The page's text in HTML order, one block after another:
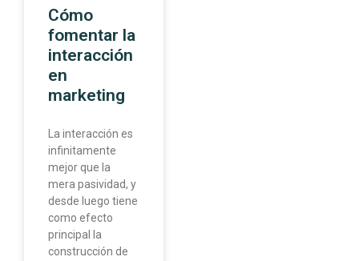
Cómo
fomentar la
interacción
en
marketing
La interacción es
infinitamente
mejor que la
mera pasividad, y
desde luego tiene
como efecto
principal la
construcción de